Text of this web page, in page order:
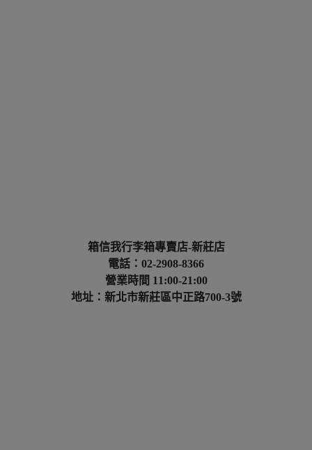
箱信我行李箱專賣店-新莊店
電話：02-2908-8366
營業時間 11:00-21:00
地址：新北市新莊區中正路700-3號